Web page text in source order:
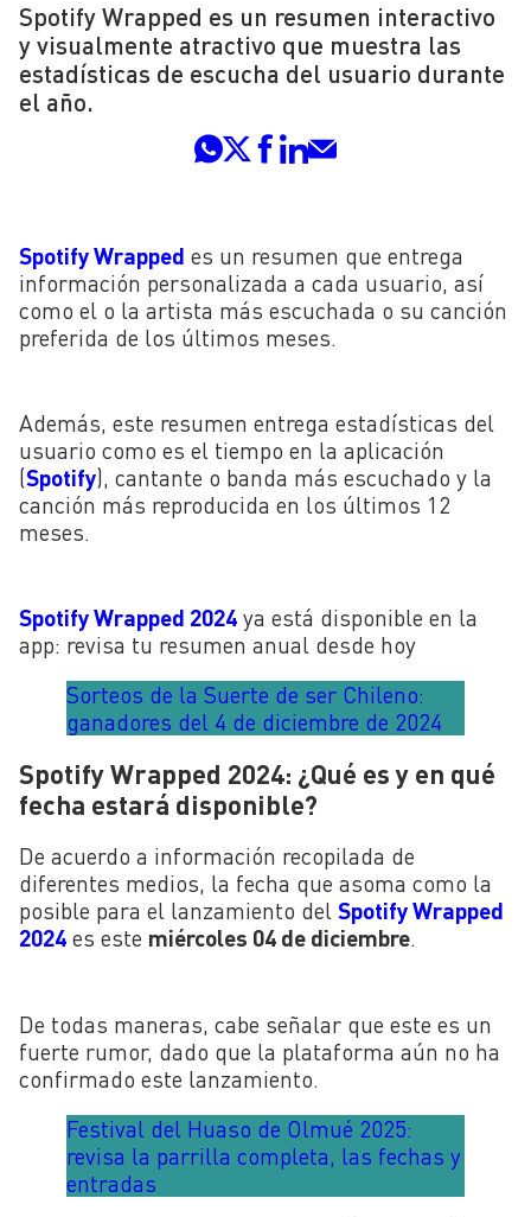
Spotify Wrapped es un resumen interactivo
y visualmente atractivo que muestra las
estadísticas de escucha del usuario durante
el año.
Spotify Wrapped es un resumen que entrega
información personalizada a cada usuario, así
como el o la artista más escuchada o su canción
preferida de los últimos meses.
Además, este resumen entrega estadísticas del
usuario como es el tiempo en la aplicación
(Spotify), cantante o banda más escuchado y la
canción más reproducida en los últimos 12
meses.
Spotify Wrapped 2024 ya está disponible en la
app: revisa tu resumen anual desde hoy
Sorteos de la Suerte de ser Chileno:
ganadores del 4 de diciembre de 2024
Spotify Wrapped 2024: ¿Qué es y en qué
fecha estará disponible?
De acuerdo a información recopilada de
diferentes medios, la fecha que asoma como la
posible para el lanzamiento del Spotify Wrapped
2024 es este miércoles 04 de diciembre.
De todas maneras, cabe señalar que este es un
fuerte rumor, dado que la plataforma aún no ha
confirmado este lanzamiento.
Festival del Huaso de Olmué 2025:
revisa la parrilla completa, las fechas y
entradas